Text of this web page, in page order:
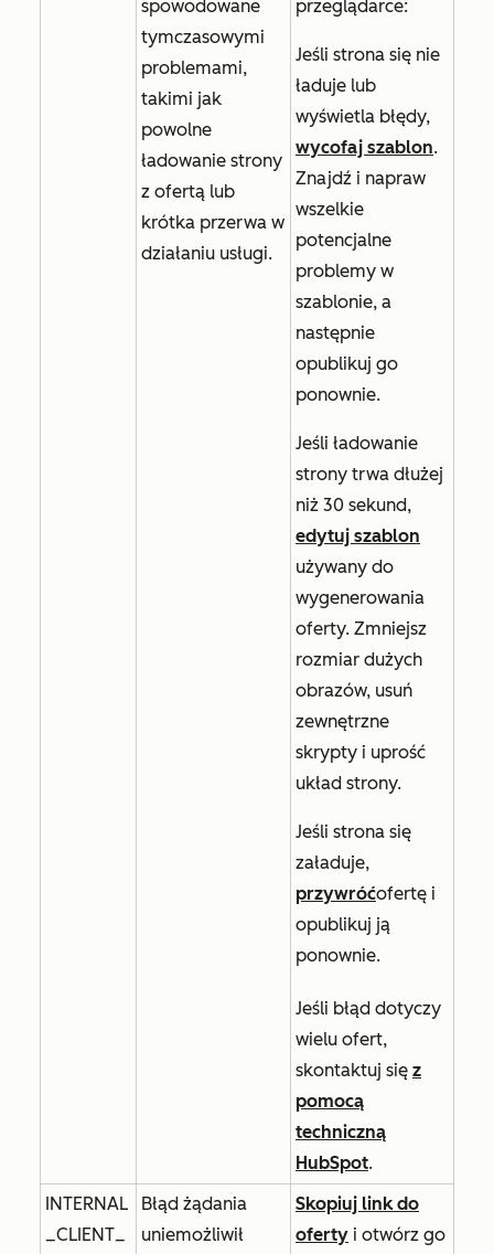
spowodowane
tymczasowymi
problemami,
takimi jak
powolne
ładowanie strony
z ofertą lub
krótka przerwa w
działaniu usługi.
przeglądarce:
Jeśli strona się nie
ładuje lub
wyświetla błędy,
wycofaj szablon.
Znajdź i napraw
wszelkie
potencjalne
problemy w
szablonie, a
następnie
opublikuj go
ponownie.
Jeśli ładowanie
strony trwa dłużej
niż 30 sekund,
edytuj szablon
używany do
wygenerowania
oferty. Zmniejsz
rozmiar dużych
obrazów, usuń
zewnętrzne
skrypty i uprość
układ strony.
Jeśli strona się
załaduje,
przywróćofertę i
opublikuj ją
ponownie.
Jeśli błąd dotyczy
wielu ofert,
skontaktuj się z
pomocą
techniczną
HubSpot.
INTERNAL
_CLIENT_
Błąd żądania
uniemożliwił
Skopiuj link do
oferty i otwórz go